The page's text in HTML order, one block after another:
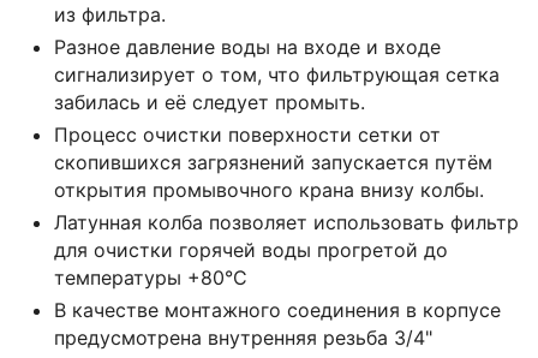
из фильтра.
Разное давление воды на входе и входе
сигнализирует о том, что фильтрующая сетка
забилась и её следует промыть.
Процесс очистки поверхности сетки от
скопившихся загрязнений запускается путём
открытия промывочного крана внизу колбы.
Латунная колба позволяет использовать фильтр
для очистки горячей воды прогретой до
температуры +80°C
В качестве монтажного соединения в корпусе
предусмотрена внутренняя резьба 3/4"